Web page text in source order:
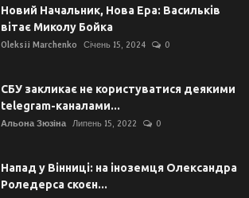
Новий Начальник, Нова Ера: Васильків
вітає Миколу Бойка
Oleksii Marchenko Січень 15, 2024 0
СБУ закликає не користуватися деякими
telegram-каналами...
Альона Зюзіна Липень 15, 2022 0
Напад у Вінниці: на іноземця Олександра
Роледерса скоєн...